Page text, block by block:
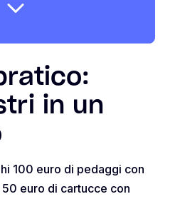
in un
100 euro di pedaggi con
euro di cartucce con